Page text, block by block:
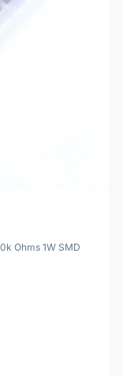
Ohms 1W SMD